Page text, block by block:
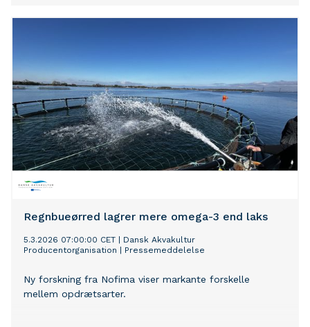
Regnbueørred lagrer mere omega-3 end laks
5.3.2026 07:00:00 CET
Dansk Akvakultur
Producentorganisation
Pressemeddelelse
Ny forskning fra Nofima viser markante forskelle
mellem opdrætsarter.